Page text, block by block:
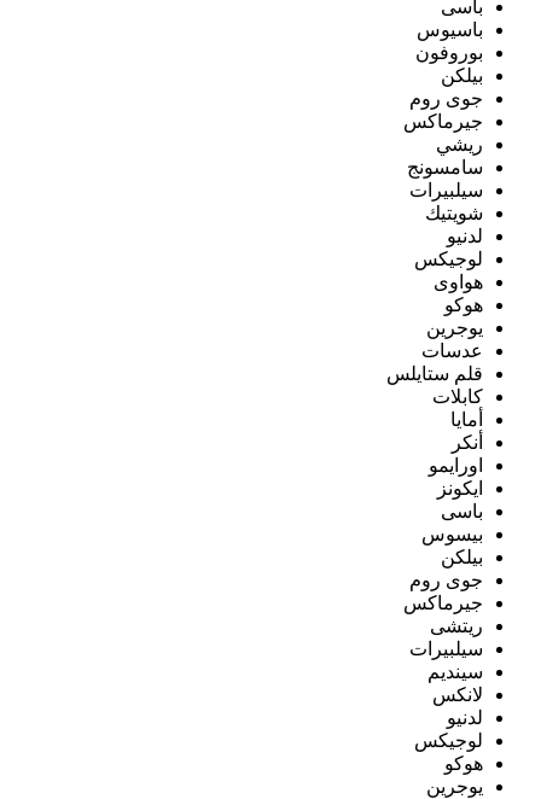
باسى
باسيوس
بوروفون
بيلكن
جوى روم
جيرماكس
ريشي
سامسونج
سيلبيرات
شويتيك
لدنيو
لوجيكس
هواوى
هوكو
يوجرين
عدسات
قلم ستايلس
كابلات
أمايا
أنكر
اورايمو
ايكونز
باسى
بيسوس
بيلكن
جوى روم
جيرماكس
ريتشى
سيلبيرات
سينديم
لانكس
لدنيو
لوجيكس
هوكو
يوجرين